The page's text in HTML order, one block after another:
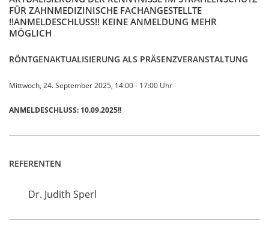
FÜR ZAHNMEDIZINISCHE FACHANGESTELLTE
!!ANMELDESCHLUSS!! KEINE ANMELDUNG MEHR
MÖGLICH
RÖNTGENAKTUALISIERUNG ALS PRÄSENZVERANSTALTUNG
Mittwoch, 24. September 2025, 14:00 - 17:00 Uhr
ANMELDESCHLUSS: 10.09.2025!!
REFERENTEN
Dr. Judith Sperl